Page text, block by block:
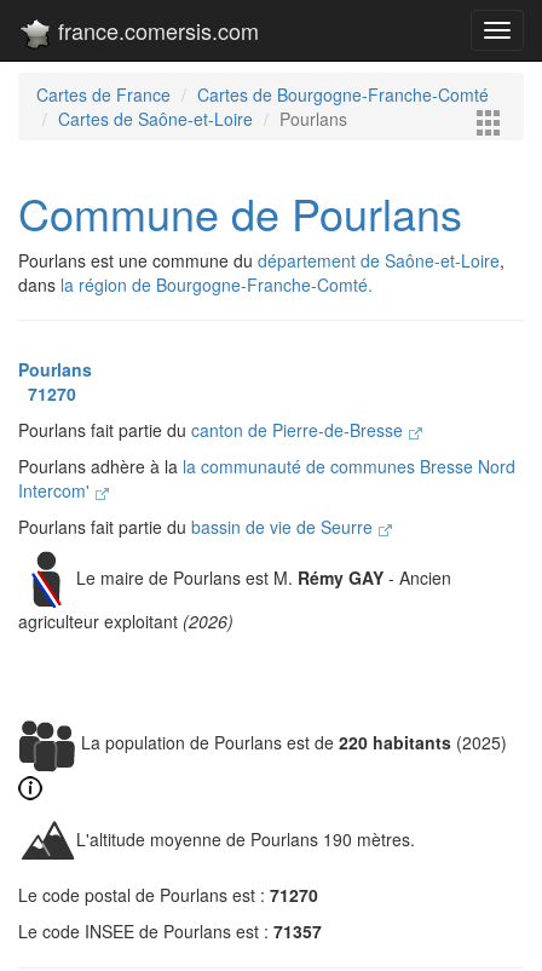
france.comersis.com
Cartes de France
Cartes de Bourgogne-Franche-Comté
Cartes de Saône-et-Loire
Pourlans
Commune de Pourlans
Pourlans est une commune du département de Saône-et-Loire,
dans la région de Bourgogne-Franche-Comté.
Pourlans
71270
Pourlans fait partie du canton de Pierre-de-Bresse
Pourlans adhère à la la communauté de communes Bresse Nord
Intercom'
Pourlans fait partie du bassin de vie de Seurre
Le maire de Pourlans est M. Rémy GAY - Ancien
agriculteur exploitant (2026)
La population de Pourlans est de 220 habitants (2025)
L'altitude moyenne de Pourlans 190 mètres.
Le code postal de Pourlans est : 71270
Le code INSEE de Pourlans est : 71357